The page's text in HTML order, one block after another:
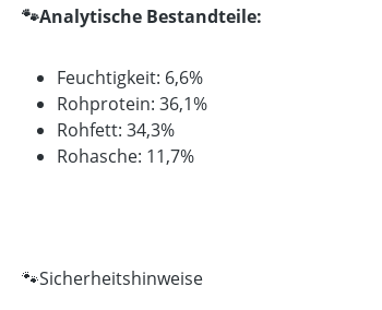
🐾Analytische Bestandteile:
Feuchtigkeit: 6,6%
Rohprotein: 36,1%
Rohfett: 34,3%
Rohasche: 11,7%
🐾Sicherheitshinweise